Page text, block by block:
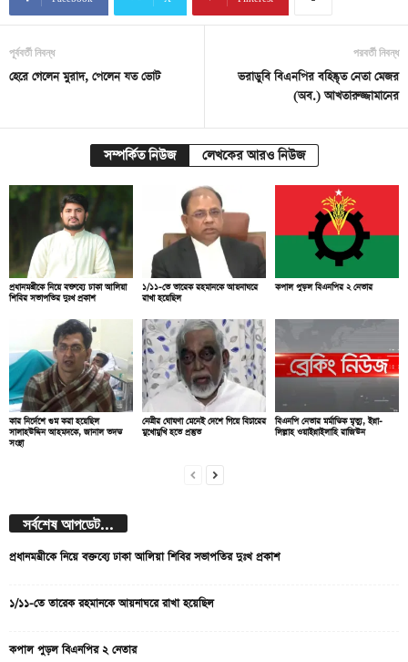
পূর্ববর্তী নিবন্ধ
হেরে গেলেন মুরাদ, পেলেন যত ভোট
পরবর্তী নিবন্ধ
ভরাডুবি বিএনপির বহিষ্কৃত নেতা মেজর
(অব.) আখতারুজ্জামানের
সম্পর্কিত নিউজ লেখকের আরও নিউজ
প্রধানমন্ত্রীকে নিয়ে বক্তব্যে ঢাকা আলিয়া
শিবির সভাপতির দুঃখ প্রকাশ
১/১১-তে তারেক রহমানকে আয়নাঘরে
রাখা হয়েছিল
কপাল পুড়ল বিএনপির ২ নেতার
কার নির্দেশে গুম করা হয়েছিল
সালাহউদ্দিন আহমদকে, জানাল তদন্ত
সংস্থা
নেত্রীর ঘোষণা মেনেই দেশে গিয়ে বিচারের
মুখোমুখি হতে প্রস্তুত
বিএনপি নেতার মর্মান্তিক মৃত্যু, ইন্না-
লিল্লাহ ওয়াইন্নাইলাহি রাজিউন
সর্বশেষ আপডেট...
প্রধানমন্ত্রীকে নিয়ে বক্তব্যে ঢাকা আলিয়া শিবির সভাপতির দুঃখ প্রকাশ
১/১১-তে তারেক রহমানকে আয়নাঘরে রাখা হয়েছিল
কপাল পুড়ল বিএনপির ২ নেতার